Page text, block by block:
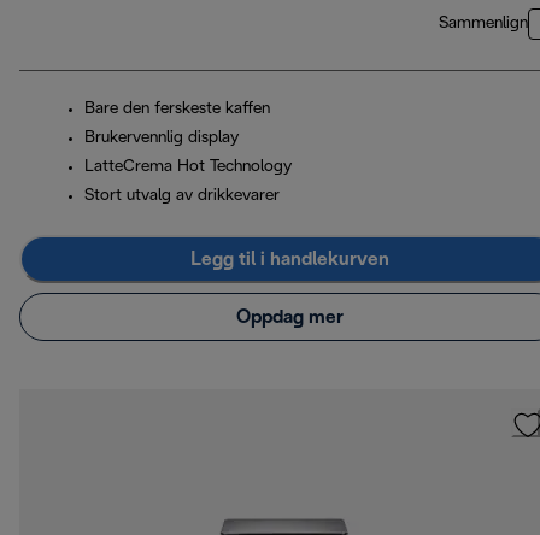
Sammenlign
Bare den ferskeste kaffen
Brukervennlig display
LatteCrema Hot Technology
Stort utvalg av drikkevarer
Legg til i handlekurven
Oppdag mer